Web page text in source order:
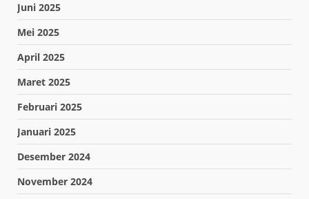
Juni 2025
Mei 2025
April 2025
Maret 2025
Februari 2025
Januari 2025
Desember 2024
November 2024